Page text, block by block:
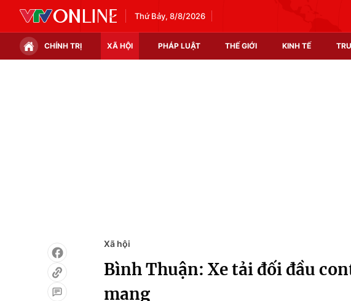
Thứ Bảy, 8/8/2026
CHÍNH TRỊ XÃ HỘI PHÁP LUẬT THẾ GIỚI KINH TẾ
Xã hội
Bình Thuận: Xe tải đối đầu
mạng